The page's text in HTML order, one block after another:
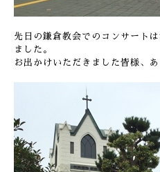
先日の鎌倉教会でのコンサート
ました。
お出かけいただきました皆様、